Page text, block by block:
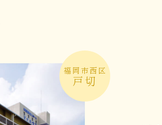
福岡市西区
戸切